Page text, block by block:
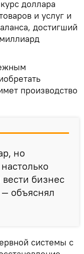
доллара
и услуг и
достигший
производство
но
бизнес
объяснял
системы с